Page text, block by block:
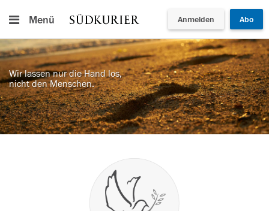
Menü Anmelden Abo
Wir lassen nur die Hand los,
nicht den Menschen.